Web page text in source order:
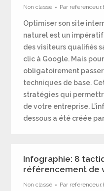
Non classé Par
Optimiser son site
naturel est un
des visiteurs qualifiés
clic à Google. Mais
obligatoirement
techniques de base.
stratégies qui
de votre entreprise.
dessous a été créée
Infographie: 8
référencement de
Non classé Par